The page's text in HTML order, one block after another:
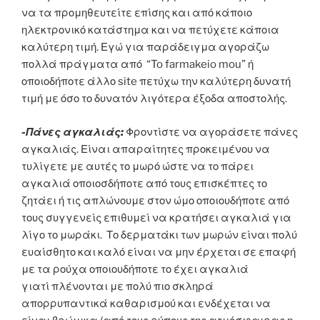
να τα προμηθευτείτε επίσης και από κάποιο
ηλεκτρονικό κατάστημα και να πετύχετε κάποια
καλύτερη τιμή. Εγώ για παράδειγμα αγοράζω
πολλά πράγματα από “To farmakeio mou” ή
οποιοδήποτε άλλο site πετύχω την καλύτερη δυνατή
τιμή με όσο το δυνατόν λιγότερα έξοδα αποστολής.
-Πάνες αγκαλιάς: Φροντίστε να αγοράσετε πάνες
αγκαλιάς. Είναι απαραίτητες προκειμένου να
τυλίγετε με αυτές το μωρό ώστε να το πάρει
αγκαλιά οποιοσδήποτε από τους επισκέπτες το
ζητάει ή τις απλώνουμε στον ώμο οποιουδήποτε από
τους συγγενείς επιθυμεί να κρατήσει αγκαλιά για
λίγο το μωράκι. Το δερματάκι των μωρών είναι πολύ
ευαίσθητο και καλό είναι να μην έρχεται σε επαφή
με τα ρούχα οποιουδήποτε το έχει αγκαλιά
γιατί πλένονται με πολύ πιο σκληρά
απορρυπαντικά καθαρισμού και ενδέχεται να